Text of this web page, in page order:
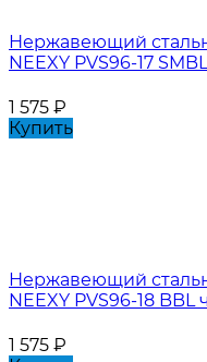
Нержавеющий
NEEXY PVS96-17
1 575 ₽
Купить
Нержавеющий
NEEXY PVS96-18
1 575 ₽